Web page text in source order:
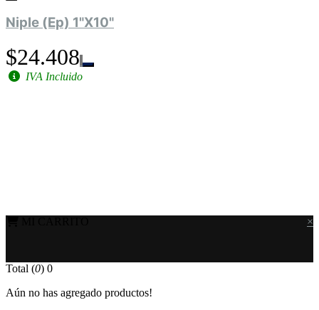
Niple (Ep) 1"X10"
$24.408
IVA Incluido
×
Total (0) 0
Aún no has agregado productos!